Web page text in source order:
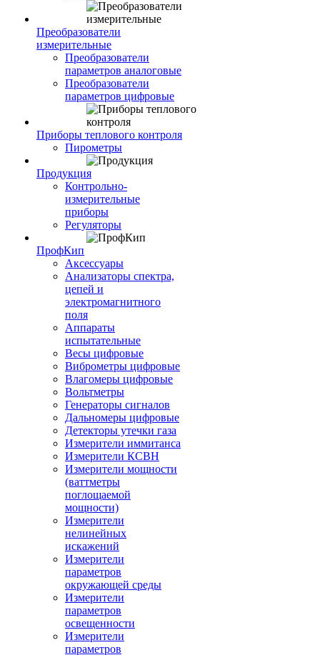
Преобразователи
измерительные
Преобразователи
параметров аналоговые
Преобразователи
параметров цифровые
Приборы теплового контроля
Пирометры
Продукция
Контрольно-
измерительные
приборы
Регуляторы
ПрофКип
Аксессуары
Анализаторы спектра,
цепей и
электромагнитного
поля
Аппараты
испытательные
Весы цифровые
Виброметры цифровые
Влагомеры цифровые
Вольтметры
Генераторы сигналов
Дальномеры цифровые
Детекторы утечки газа
Измерители иммитанса
Измерители КСВН
Измерители мощности
(ваттметры
поглощаемой
мощности)
Измерители
нелинейных
искажений
Измерители
параметров
окружающей среды
Измерители
параметров
освещенности
Измерители
параметров